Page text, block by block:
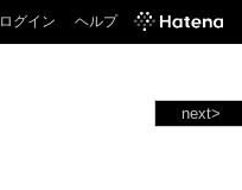
ログイン ヘルプ
next>